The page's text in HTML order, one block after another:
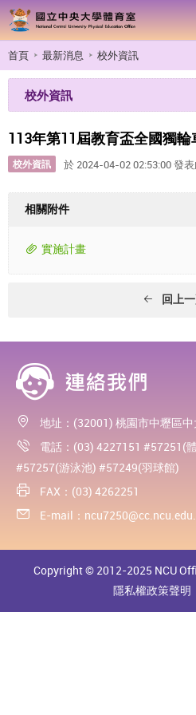
首頁 最新消息 校外資訊
校外資訊
113年第11屆教育盃全國獨輪
校外資訊 於 2024-04-02 02:53:00 發
相關附件
實施計畫
回上
地址：(32001) 桃園市中壢區
電話：(03) 4227151 #57251(
#57257(游泳池) #57249(羽球館)
FAX：(03) 4262251
E-mail：
Copyright © 2012-2025 NCU
隱私權政策聲明